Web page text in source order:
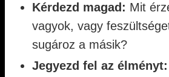
Kérdezd magad: Mit
vagyok, vagy
sugároz a másik?
Jegyezd fel az élményt: